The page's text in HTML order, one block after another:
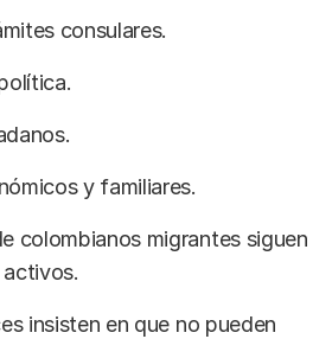
consulares.
y familiares.
colombianos migrantes siguen
insisten en que no pueden